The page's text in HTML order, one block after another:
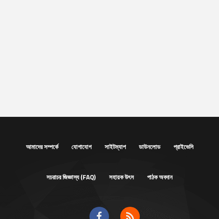
আমাদের সম্পর্কে যোগাযোগ সাইটম্যাপ ডাউনলোড প্রাইভেসি
সচরাচর জিজ্ঞাস্য (FAQ) সহায়ক উৎস পাঠক অবদান